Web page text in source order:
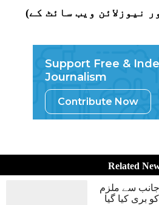
(منوج سنگھ گورکھپور نیوزلائن ویب سائٹ کے
Support Free &
Journalism
Contribute Now
Related
سے ملزم
بری کیا گیا